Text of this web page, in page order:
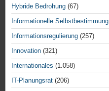
Hybride Bedrohung (67)
Informationelle Selbstbestimmung
Informationsregulierung (257)
Innovation (321)
Internationales (1.058)
IT-Planungsrat (206)